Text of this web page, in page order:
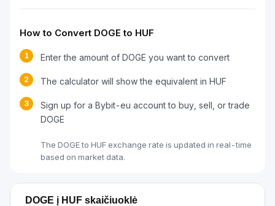
How to Convert DOGE to HUF
1 Enter the amount of DOGE you want to convert
2 The calculator will show the equivalent in HUF
3
Sign up for a Bybit-eu account to buy, sell, or trade
DOGE
The DOGE to HUF exchange rate is updated in real-time
based on market data.
DOGE į HUF skaičiuoklė